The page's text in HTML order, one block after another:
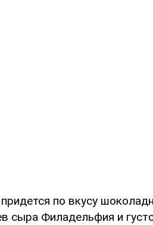
по вкусу
сыра Филадельфия и